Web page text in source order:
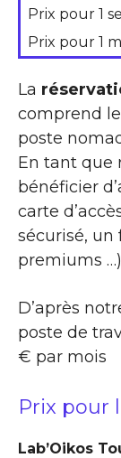
Prix pour 1
Prix pour 1
La
comprend
poste
En tant que
bénéficier
carte
sécurisé, un
premiums …)
D’après
poste de
€ par mois
Prix pour
Lab’Oikos